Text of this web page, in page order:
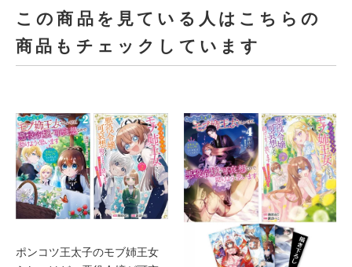
この商品を見ている人はこちらの
商品もチェックしています
ポンコツ王太子のモブ姉王女